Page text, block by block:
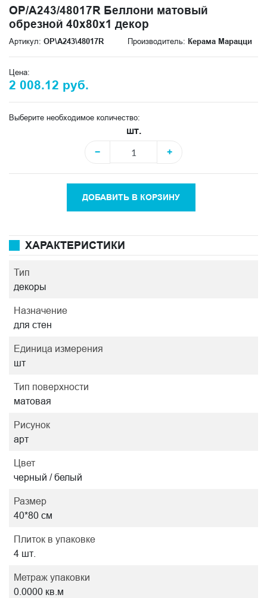
OP/A243/48017R Беллони матовый
обрезной 40x80x1 декор
Артикул: OP\A243\48017R Производитель: Керама Марацци
Цена:
2 008.12 руб.
Выберите необходимое количество:
шт.
−
+
ДОБАВИТЬ В КОРЗИНУ
ХАРАКТЕРИСТИКИ
Тип
декоры
Назначение
для стен
Единица измерения
шт
Тип поверхности
матовая
Рисунок
арт
Цвет
черный / белый
Размер
40*80 см
Плиток в упаковке
4 шт.
Метраж упаковки
0.0000 кв.м